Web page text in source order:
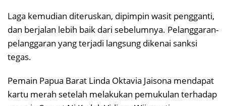
Laga kemudian diteruskan, dipimpin wasit pengganti,
dan berjalan lebih baik dari sebelumnya. Pelanggaran-
pelanggaran yang terjadi langsung dikenai sanksi
tegas.
Pemain Papua Barat Linda Oktavia Jaisona mendapat
kartu merah setelah melakukan pemukulan terhadap